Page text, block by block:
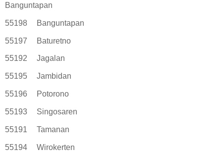
Banguntapan
55198 Banguntapan
55197 Baturetno
55192 Jagalan
55195 Jambidan
55196 Potorono
55193 Singosaren
55191 Tamanan
55194 Wirokerten